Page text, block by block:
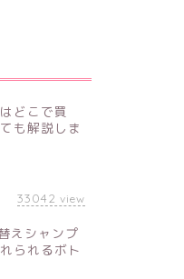
どこで買
も解説しま
33042 view
えシャンプ
られるボト